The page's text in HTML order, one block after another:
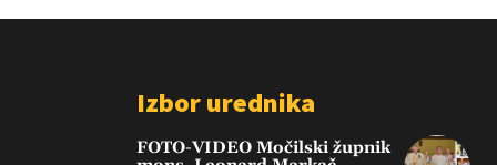
Izbor urednika
FOTO-VIDEO Močilski župnik